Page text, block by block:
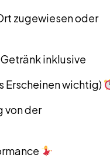
zugewiesen oder
inklusive
Erscheinen wichtig)
von der